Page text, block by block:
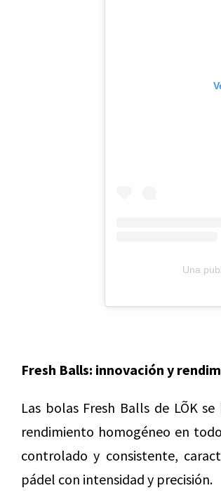
Una
Fresh Balls: innovación y
Las bolas Fresh Balls de LÕK
rendimiento homogéneo en
controlado y consistente,
pádel con intensidad y precisión.